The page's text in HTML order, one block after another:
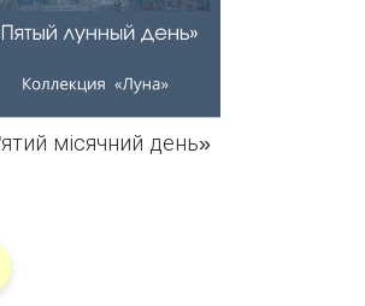
місячний день»